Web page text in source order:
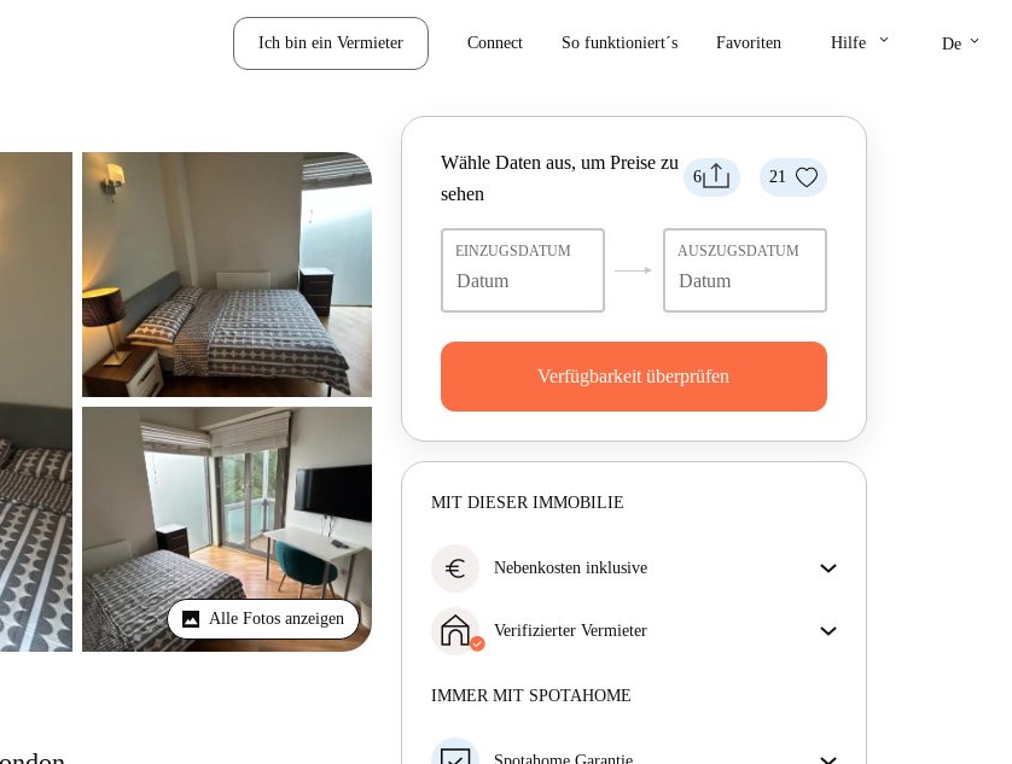
Ich bin ein Vermieter Connect So funktioniert´s Favoriten Hilfe keyboard_arrow_down De keyboard_arrow_down
Alle Fotos anzeigen
6 21
Wähle Daten aus, um Preise zu
sehen
EINZUGSDATUM AUSZUGSDATUM
Verfügbarkeit überprüfen
MIT DIESER IMMOBILIE
euro Nebenkosten inklusive
– Miete und Betriebskosten in einem für ein
unkompliziertes Mietverhältnis.
Verifizierter Vermieter
Mehr über diesen Vermieter
IMMER MIT SPOTAHOME